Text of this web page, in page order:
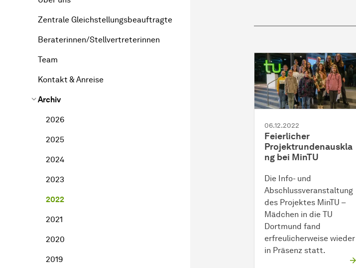
Zentrale Gleichstellungsbeauftragte
Beraterinnen/Stellvertreterinnen
Team
Kontakt & Anreise
Archiv
2026
2025
2024
2023
2022
2021
2020
2019
06.12.2022
Feierlicher
Projektrundenauskla
ng bei MinTU
Die Info- und
Abschlussveranstaltung
des Projektes MinTU –
Mädchen in die TU
Dortmund fand
erfreulicherweise wieder
in Präsenz statt.